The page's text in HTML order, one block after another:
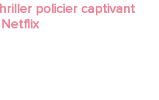
policier captivant